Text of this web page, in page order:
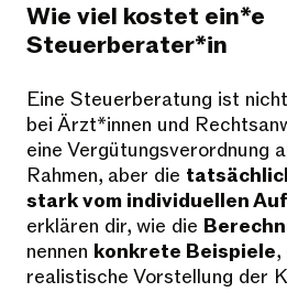
Wie viel kostet ein*e
Steuerberater*in
Eine Steuerberatung ist
bei Ärzt*innen und
eine Vergütungsverordnung
Rahmen, aber die
stark vom individuellen
erklären dir, wie die
nennen konkrete Beispiele,
realistische Vorstellung der